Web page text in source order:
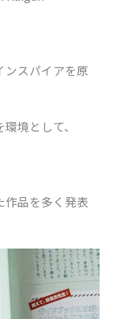
ンスパイアを原
境として、
作品を多く発表